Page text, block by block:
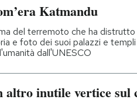
Katmandu
del terremoto che ha
e foto dei suoi palazzi e
dall'UNESCO
altro inutile vertice sul